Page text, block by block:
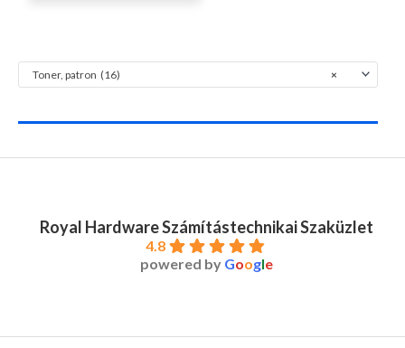
×
Toner, patron (16)
Royal Hardware Számítástechnikai Szaküzlet
4.8
powered by Google